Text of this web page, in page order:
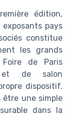
édition,
exposants pays
constitue
les grands
de Paris
et de salon
dispositif.
être une simple
dans la